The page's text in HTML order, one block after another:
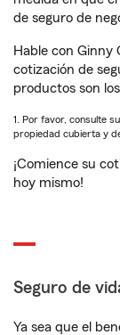
de seguro de
Hable con Ginny
cotización de
productos son
1. Por favor, consulte
propiedad cubierta y
¡Comience su
hoy mismo!
Seguro de
Ya sea que el